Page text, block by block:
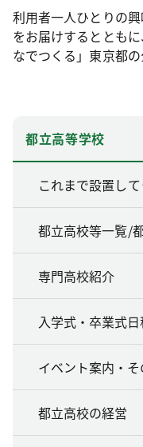
利用者一人ひとりの
をお届けするととも
なでつくる」東京都の
都立高等学校
これまで設置し
都立高校等一覧/
専門高校紹介
入学式・卒業式
イベント案内・
都立高校の経営